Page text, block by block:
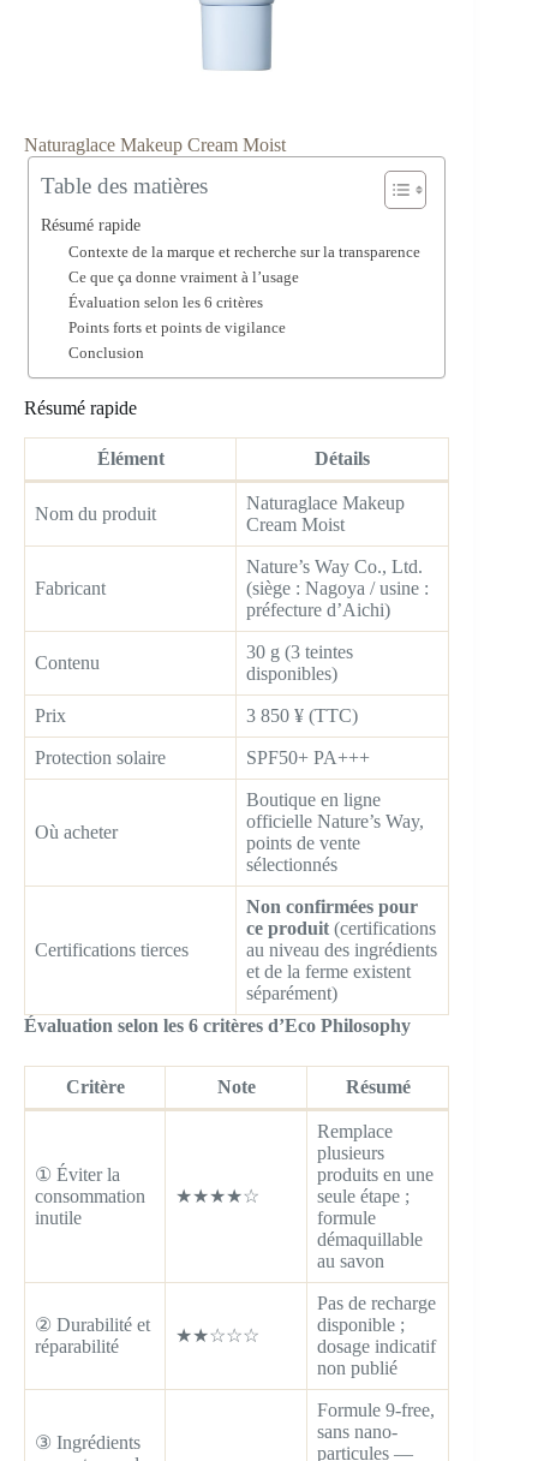
Naturaglace Makeup Cream Moist
Table des matières
Résumé rapide
Contexte de la marque et recherche sur la transparence
Ce que ça donne vraiment à l’usage
Évaluation selon les 6 critères
Points forts et points de vigilance
Conclusion
Résumé rapide
Élément Détails
Nom du produit
Naturaglace Makeup
Cream Moist
Fabricant
Nature’s Way Co., Ltd.
(siège : Nagoya / usine :
préfecture d’Aichi)
Contenu
30 g (3 teintes
disponibles)
Prix 3 850 ¥ (TTC)
Protection solaire SPF50+ PA+++
Où acheter
Boutique en ligne
officielle Nature’s Way,
points de vente
sélectionnés
Certifications tierces
Non confirmées pour
ce produit (certifications
au niveau des ingrédients
et de la ferme existent
séparément)
Évaluation selon les 6 critères d’Eco Philosophy
Critère Note Résumé
① Éviter la
consommation
inutile
★★★★☆
Remplace
plusieurs
produits en une
seule étape ;
formule
démaquillable
au savon
② Durabilité et
réparabilité
★★☆☆☆
Pas de recharge
disponible ;
dosage indicatif
non publié
③ Ingrédients
Formule 9-free,
sans nano-
particules —